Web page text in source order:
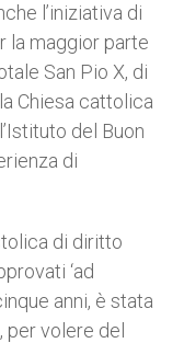
l’iniziativa di
la maggior parte
San Pio X, di
Chiesa cattolica
del Buon
di
di diritto
‘ad
anni, è stata
per volere del